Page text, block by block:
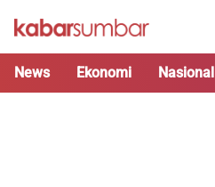
News Ekonomi Nasional